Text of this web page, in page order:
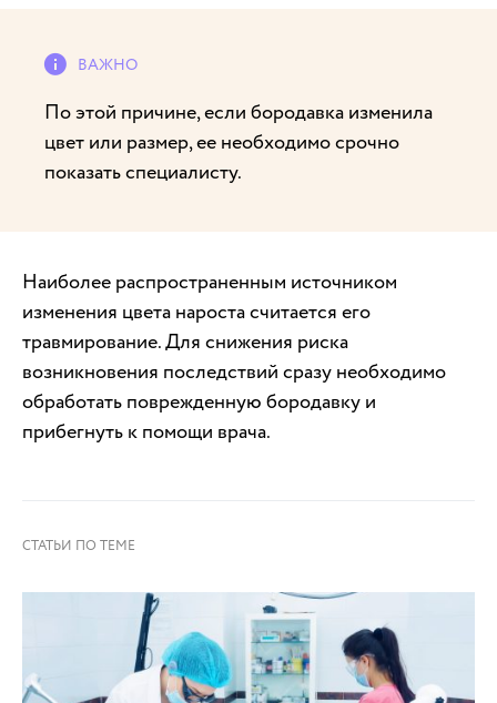
По этой причине, если бородавка изменила
цвет или размер, ее необходимо срочно
показать специалисту.
Наиболее распространенным источником
изменения цвета нароста считается его
травмирование. Для снижения риска
возникновения последствий сразу необходимо
обработать поврежденную бородавку и
прибегнуть к помощи врача.